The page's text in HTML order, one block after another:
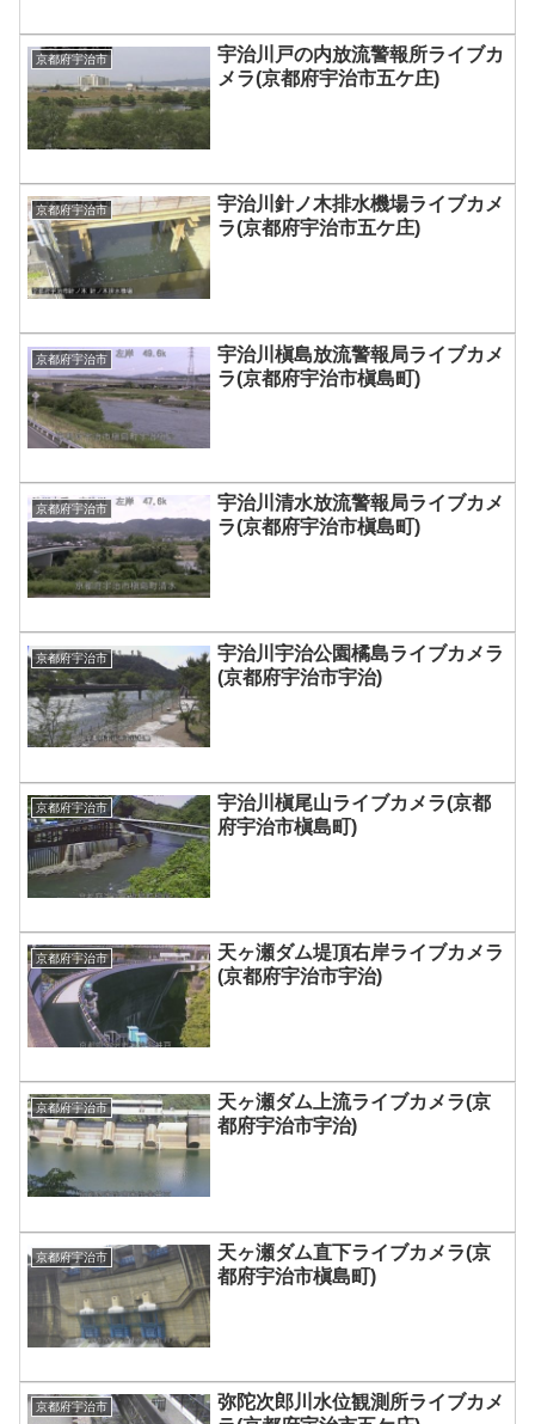
京都府宇治市
宇治川戸の内放流警報所ライブカ
メラ(京都府宇治市五ケ庄)
京都府宇治市
宇治川針ノ木排水機場ライブカメ
ラ(京都府宇治市五ケ庄)
京都府宇治市
宇治川槇島放流警報局ライブカメ
ラ(京都府宇治市槇島町)
京都府宇治市
宇治川清水放流警報局ライブカメ
ラ(京都府宇治市槇島町)
京都府宇治市
宇治川宇治公園橘島ライブカメラ
(京都府宇治市宇治)
京都府宇治市
宇治川槇尾山ライブカメラ(京都
府宇治市槇島町)
京都府宇治市
天ヶ瀬ダム堤頂右岸ライブカメラ
(京都府宇治市宇治)
京都府宇治市
天ヶ瀬ダム上流ライブカメラ(京
都府宇治市宇治)
京都府宇治市
天ヶ瀬ダム直下ライブカメラ(京
都府宇治市槇島町)
京都府宇治市
弥陀次郎川水位観測所ライブカメ